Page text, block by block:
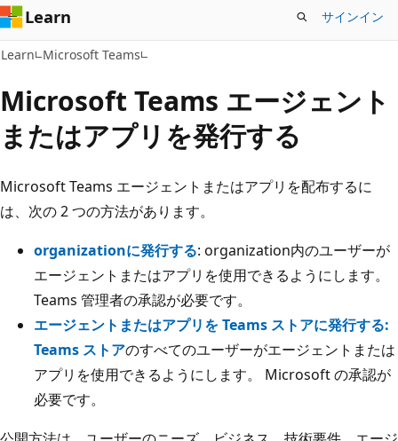
ッ
プ
Learn サインイン
Learn Microsoft Teams
Microsoft Teams エージェント
またはアプリを発行する
Microsoft Teams エージェントまたはアプリを配布するに
は、次の 2 つの方法があります。
organizationに発行する: organization内のユーザーが
エージェントまたはアプリを使用できるようにします。
Teams 管理者の承認が必要です。
エージェントまたはアプリを Teams ストアに発行する:
Teams ストアのすべてのユーザーがエージェントまたは
アプリを使用できるようにします。 Microsoft の承認が
必要です。